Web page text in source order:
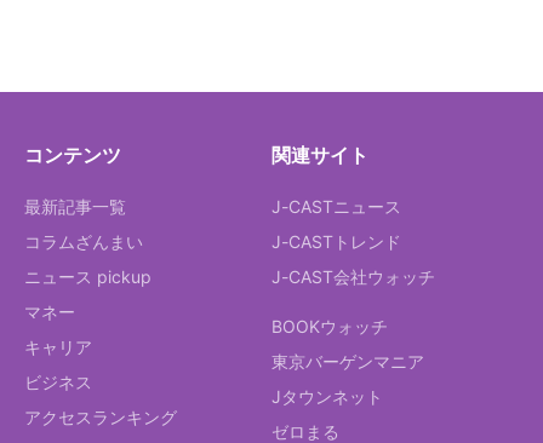
コンテンツ
最新記事一覧
コラムざんまい
ニュース pickup
マネー
キャリア
ビジネス
アクセスランキング
関連サイト
J-CASTニュース
J-CASTトレンド
J-CAST会社ウォッチ
BOOKウォッチ
東京バーゲンマニア
Jタウンネット
ゼロまる